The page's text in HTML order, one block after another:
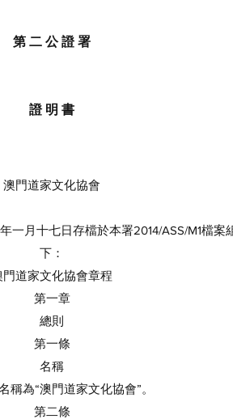
第 二 公 證 署
證 明 書
澳門道家文化協會
月十七日存檔於本署2014/ASS/M1檔案
下：
門道家文化協會章程
第一章
總則
第一條
名稱
稱為“澳門道家文化協會”。
第二條